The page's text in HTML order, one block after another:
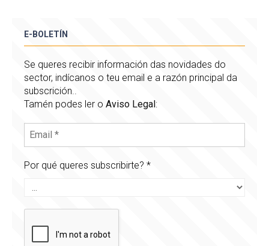
E-BOLETÍN
Se queres recibir información das novidades do
sector, indícanos o teu email e a razón principal da
subscrición..
Tamén podes ler o Aviso Legal:
Por qué queres subscribirte? *